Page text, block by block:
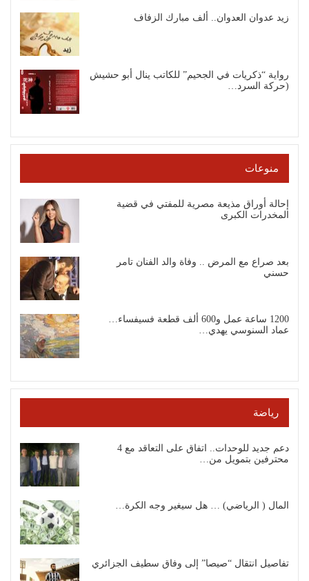
زيد عدوان العدوان.. ألف مبارك الزفاف
رواية “ذكريات في الجحيم” للكاتب ينال أبو حشيش
(حركة السرد…
منوعات
إحالة أوراق مذيعة مصرية للمفتي في قضية
المخدرات الكبرى
بعد صراع مع المرض .. وفاة والد الفنان تامر
حسني
1200 ساعة عمل و600 ألف قطعة فسيفساء…
عماد السنوسي يهدي…
رياضة
دعم جديد للوحدات.. اتفاق على التعاقد مع 4
محترفين بتمويل من…
المال ( الرياضي) … هل سيغير وجه الكرة…
تفاصيل انتقال “صيصا” إلى وفاق سطيف الجزائري